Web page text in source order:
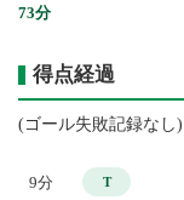
73分
得点経過
(ゴール失敗記録なし)
9分 T